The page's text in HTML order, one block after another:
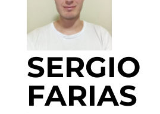
SERGIO
FARIAS